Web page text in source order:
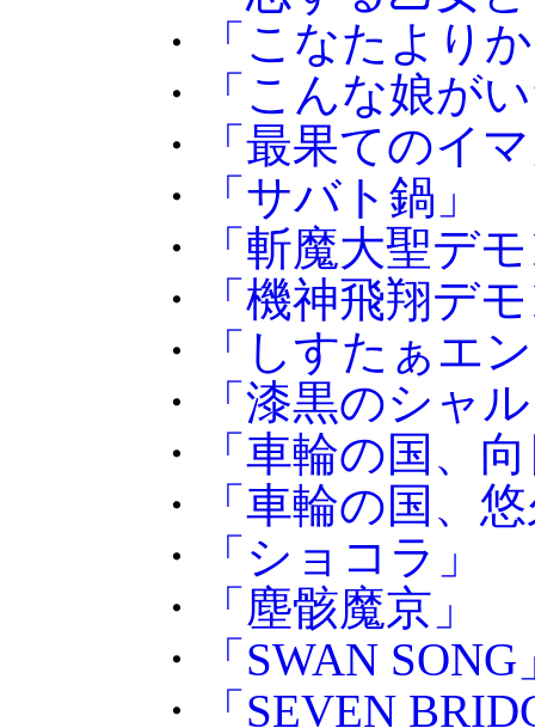
・
「こなたより
・
「こんな娘が
・
「最果てのイ
・
「サバト鍋」
・
「斬魔大聖デ
・
「機神飛翔デ
・
「しすたぁエ
・
「漆黒のシャ
・
「車輪の国、
・
「車輪の国、
・
「ショコラ」
・
「塵骸魔京」
・
「SWAN SONG
・
「SEVEN